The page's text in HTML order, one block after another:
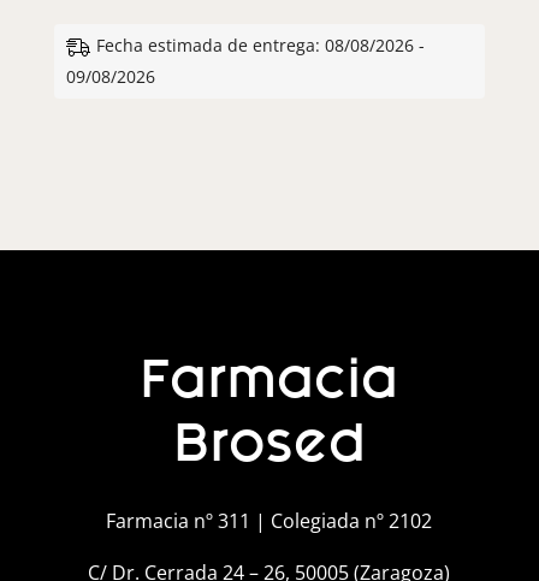
Fecha estimada de entrega: 08/08/2026 -
09/08/2026
Farmacia
Brosed
Farmacia nº 311 | Colegiada nº 2102
C/ Dr. Cerrada 24 – 26, 50005 (Zaragoza)